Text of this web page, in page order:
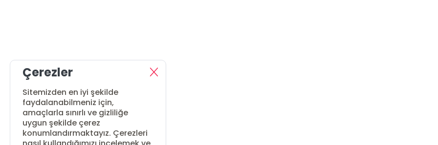
Çerezler
Sitemizden en iyi şekilde
faydalanabilmeniz için,
amaçlarla sınırlı ve gizliliğe
uygun şekilde çerez
konumlandırmaktayız. Çerezleri